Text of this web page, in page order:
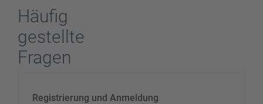
Häufig
gestellte
Fragen
Registrierung und Anmeldung